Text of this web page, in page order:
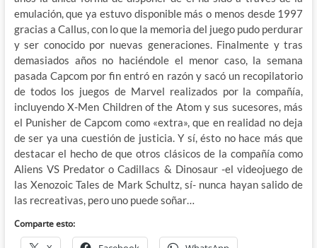
emulación, que ya estuvo disponible más o menos desde 1997
gracias a Callus, con lo que la memoria del juego pudo perdurar
y ser conocido por nuevas generaciones. Finalmente y tras
demasiados años no haciéndole el menor caso, la semana
pasada Capcom por fin entró en razón y sacó un recopilatorio
de todos los juegos de Marvel realizados por la compañía,
incluyendo X-Men Children of the Atom y sus sucesores, más
el Punisher de Capcom como «extra», que en realidad no deja
de ser ya una cuestión de justicia. Y sí, ésto no hace más que
destacar el hecho de que otros clásicos de la compañía como
Aliens VS Predator o Cadillacs & Dinosaur -el videojuego de
las Xenozoic Tales de Mark Schultz, sí- nunca hayan salido de
las recreativas, pero uno puede soñar…
Comparte esto: